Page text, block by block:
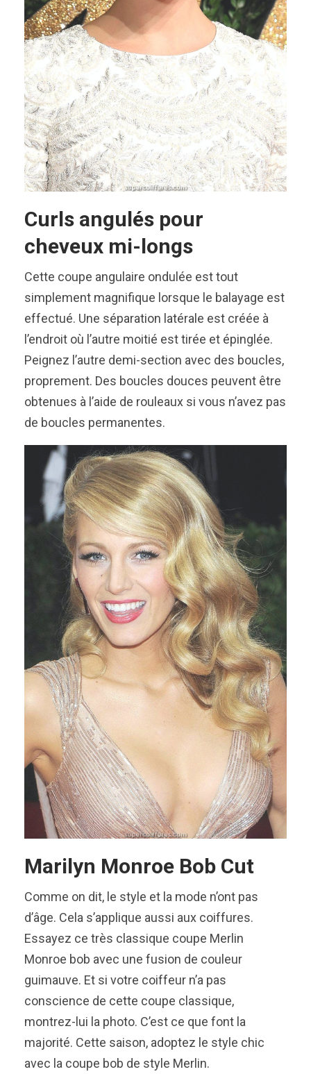
Curls angulés pour
cheveux mi-longs
Cette coupe angulaire ondulée est tout
simplement magnifique lorsque le balayage est
effectué. Une séparation latérale est créée à
l’endroit où l’autre moitié est tirée et épinglée.
Peignez l’autre demi-section avec des boucles,
proprement. Des boucles douces peuvent être
obtenues à l’aide de rouleaux si vous n’avez pas
de boucles permanentes.
Marilyn Monroe Bob Cut
Comme on dit, le style et la mode n’ont pas
d’âge. Cela s’applique aussi aux coiffures.
Essayez ce très classique coupe Merlin
Monroe bob avec une fusion de couleur
guimauve. Et si votre coiffeur n’a pas
conscience de cette coupe classique,
montrez-lui la photo. C’est ce que font la
majorité. Cette saison, adoptez le style chic
avec la coupe bob de style Merlin.